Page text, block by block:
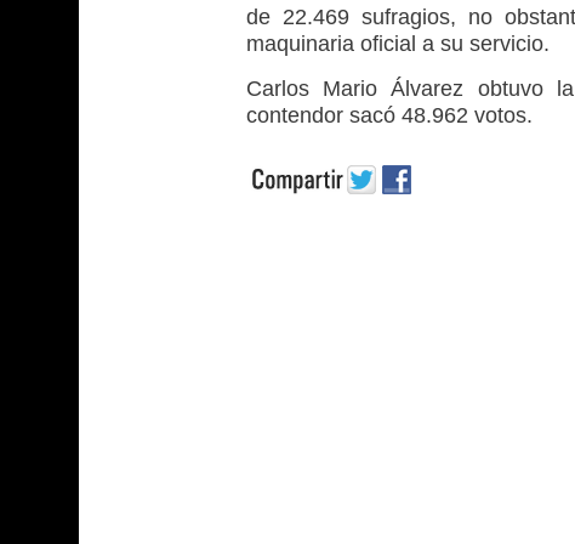
de 22.469 sufragios, no
maquinaria oficial a su servicio.
Carlos Mario Álvarez obtuvo
contendor sacó 48.962 votos.